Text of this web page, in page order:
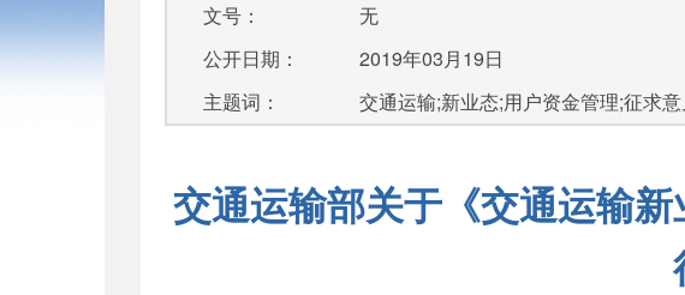
文号：
无
公开日期：
2019年03月19日
主题词：
交通运输;新业态;用户资金管理;征求
交通运输部关于《交通运输